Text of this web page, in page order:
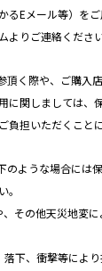
るEメール等）を
よりご連絡ください
く際や、ご購入
に関しましては、
負担いただくことに
ような場合には
。
その他天災地変
下、衝撃等によ